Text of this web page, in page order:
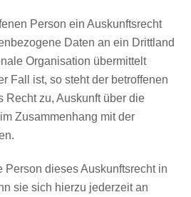
Person ein Auskunftsrecht
Daten an ein Drittland
Organisation übermittelt
Fall ist, so steht der betroffenen
Recht zu, Auskunft über die
Zusammenhang mit der
Person dieses Auskunftsrecht in
sie sich hierzu jederzeit an